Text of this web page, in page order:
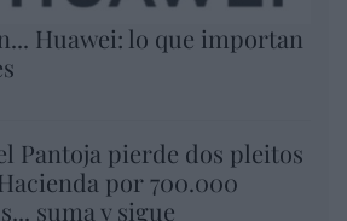
Huawei: lo que importan
Pantoja pierde dos pleitos
por 700.000
suma y sigue